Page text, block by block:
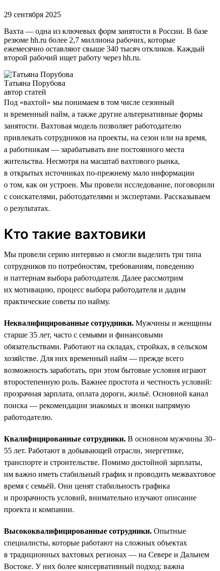
29 сентября 2025
Вахта — одна из ключевых форм занятости в России. В базе
резюме hh.ru более 2,7 миллиона рабочих, которые
ежемесячно оставляют свыше 340 тысяч откликов. Каждый
второй рабочий ищет работу через hh.ru.
Татьяна Порубова
автор статей
Под «вахтой» мы понимаем в том числе сезонный
и временный найм, а также другие альтернативные формы
занятости. Вахтовая модель позволяет работодателю
привлекать сотрудников на проекты, на сезон или на время,
а работникам — зарабатывать вне постоянного места
жительства. Несмотря на масштаб вахтового рынка,
в открытых источниках по-прежнему мало информации
о том, как он устроен. Мы провели исследование, поговорили
с соискателями, работодателями и экспертами. Рассказываем
о результатах.
Кто такие вахтовики
Мы провели серию интервью и смогли выделить три типа
сотрудников по потребностям, требованиям, поведению
и паттернам выбора работодателя. Далее рассмотрим
их мотивацию, процесс выбора работодателя и дадим
практические советы по найму.
Неквалифицированные сотрудники. Мужчины и женщины
старше 35 лет, часто с семьями и финансовыми
обязательствами. Работают на складах, стройках, в сельском
хозяйстве. Для них временный найм — прежде всего
возможность заработать, при этом бытовые условия играют
второстепенную роль. Важнее простота и честность условий:
прозрачная зарплата, оплата дороги, жильё. Основной канал
поиска — рекомендации знакомых и звонки напрямую
работодателю.
Квалифицированные сотрудники. В основном мужчины 30–
55 лет. Работают в добывающей отрасли, энергетике,
транспорте и строительстве. Помимо достойной зарплаты,
им важно иметь стабильный график и проводить межвахтовое
время с семьёй. Они ценят стабильность графика
и прозрачность условий, внимательно изучают описание
проекта и компании.
Высококвалифицированные сотрудники. Опытные
специалисты, которые работают на сложных объектах
в традиционных вахтовых регионах — на Севере и Дальнем
Востоке. У них более консервативный подход: важна